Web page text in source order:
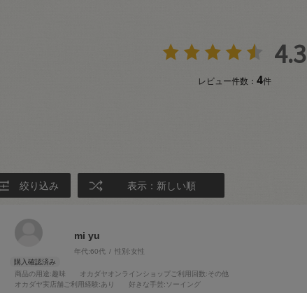
4.3
レビュー件数： 4件
絞り込み 表示：新しい順
mi yu
年代:60代 性別:女性
商品の用途:趣味 オカダヤオンラインショップご利用回数:その他
オカダヤ実店舗ご利用経験:あり 好きな手芸:ソーイング